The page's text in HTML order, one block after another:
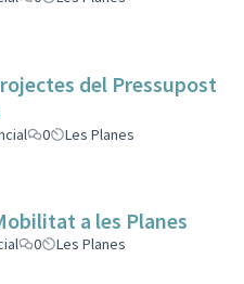
del Pressupost
0
Les Planes
a les Planes
0
Les Planes